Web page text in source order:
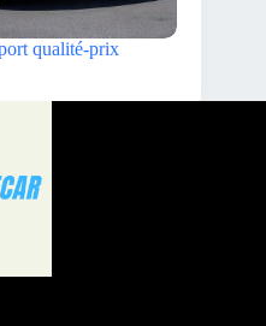
qualité-prix